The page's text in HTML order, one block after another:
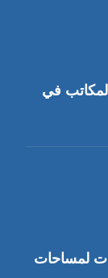
في
لمساحات